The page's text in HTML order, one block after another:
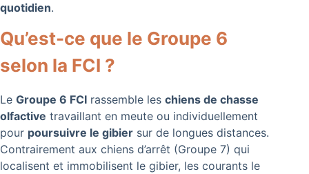
quotidien.
Qu’est-ce que le Groupe 6
selon la FCI ?
Le Groupe 6 FCI rassemble les chiens de chasse
olfactive travaillant en meute ou individuellement
pour poursuivre le gibier sur de longues distances.
Contrairement aux chiens d’arrêt (Groupe 7) qui
localisent et immobilisent le gibier, les courants le